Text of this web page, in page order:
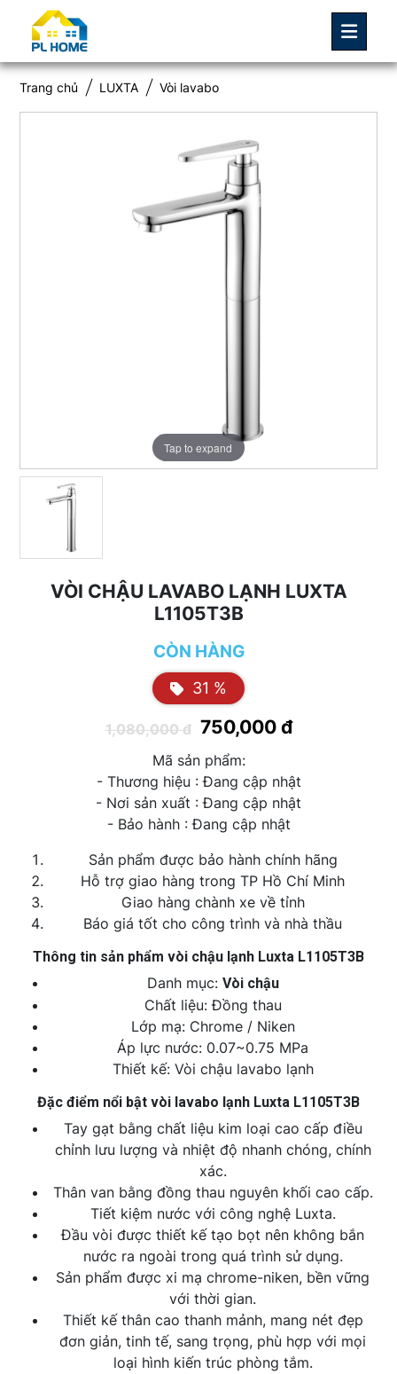
Trang chủ LUXTA Vòi lavabo
Tap to expand
VÒI CHẬU LAVABO LẠNH LUXTA
L1105T3B
CÒN HÀNG
31 %
1,080,000 đ 750,000 đ
Mã sản phẩm:
- Thương hiệu : Đang cập nhật
- Nơi sản xuất : Đang cập nhật
- Bảo hành : Đang cập nhật
Sản phẩm được bảo hành chính hãng
Hỗ trợ giao hàng trong TP Hồ Chí Minh
Giao hàng chành xe về tỉnh
Báo giá tốt cho công trình và nhà thầu
Thông tin sản phẩm vòi chậu lạnh Luxta L1105T3B
Danh mục: Vòi chậu
Chất liệu: Đồng thau
Lớp mạ: Chrome / Niken
Áp lực nước: 0.07~0.75 MPa
Thiết kế: Vòi chậu lavabo lạnh
Đặc điểm nổi bật vòi lavabo lạnh Luxta L1105T3B
Tay gạt bằng chất liệu kim loại cao cấp điều
chỉnh lưu lượng và nhiệt độ nhanh chóng, chính
xác.
Thân van bằng đồng thau nguyên khối cao cấp.
Tiết kiệm nước với công nghệ Luxta.
Đầu vòi được thiết kế tạo bọt nên không bắn
nước ra ngoài trong quá trình sử dụng.
Sản phẩm được xi mạ chrome-niken, bền vững
với thời gian.
Thiết kế thân cao thanh mảnh, mang nét đẹp
đơn giản, tinh tế, sang trọng, phù hợp với mọi
loại hình kiến trúc phòng tắm.